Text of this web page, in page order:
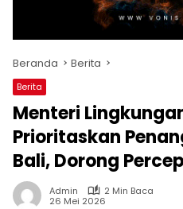
Beranda Berita
Berita
Menteri
Prioritaskan
Bali, Dorong
Admin
2 Min Baca
26 Mei 2026